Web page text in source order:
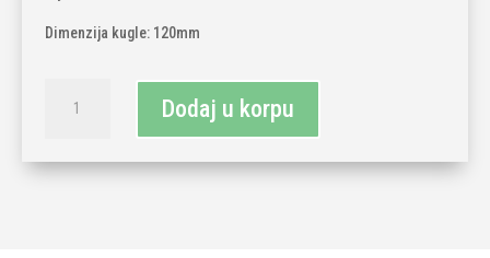
Dimenzija kugle: 120mm
luster
E14
Dodaj u korpu